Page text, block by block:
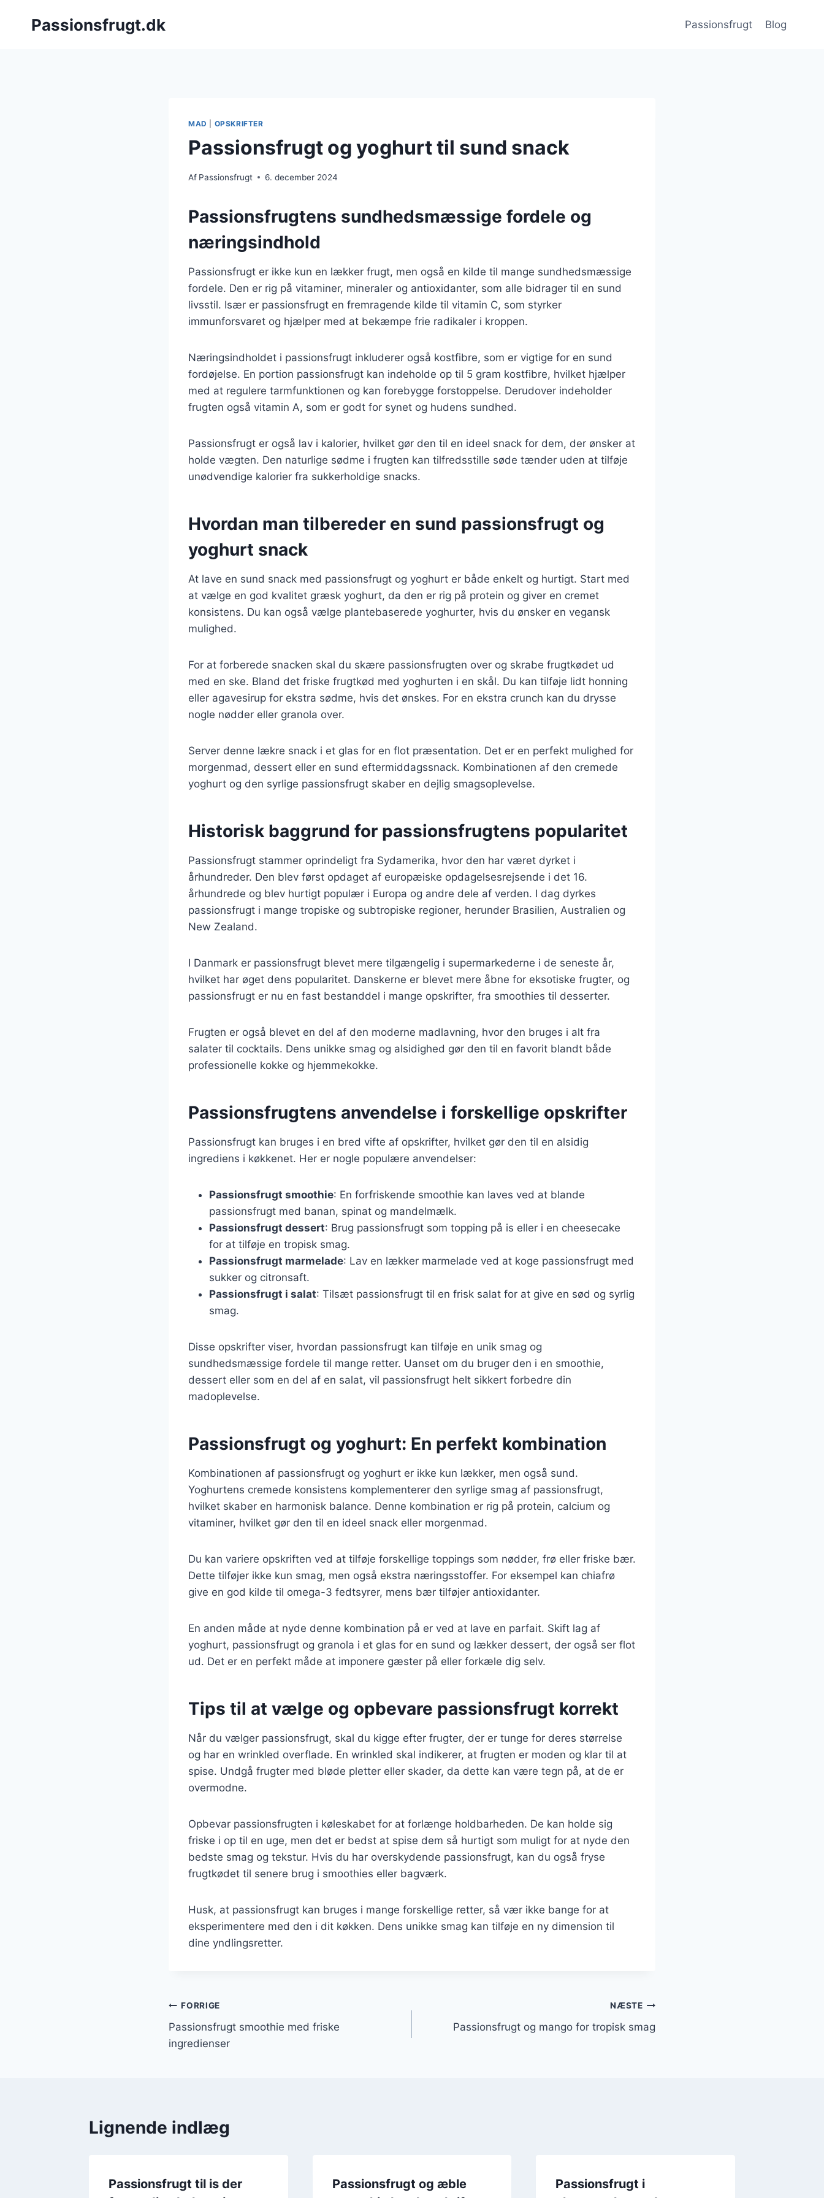
Passionsfrugt.dk Passionsfrugt Blog
MAD OPSKRIFTER
Passionsfrugt og yoghurt til sund snack
Af Passionsfrugt 6. december 2024
Passionsfrugtens sundhedsmæssige fordele og
næringsindhold
Passionsfrugt er ikke kun en lækker frugt, men også en kilde til mange sundhedsmæssige
fordele. Den er rig på vitaminer, mineraler og antioxidanter, som alle bidrager til en sund
livsstil. Især er passionsfrugt en fremragende kilde til vitamin C, som styrker
immunforsvaret og hjælper med at bekæmpe frie radikaler i kroppen.
Næringsindholdet i passionsfrugt inkluderer også kostfibre, som er vigtige for en sund
fordøjelse. En portion passionsfrugt kan indeholde op til 5 gram kostfibre, hvilket hjælper
med at regulere tarmfunktionen og kan forebygge forstoppelse. Derudover indeholder
frugten også vitamin A, som er godt for synet og hudens sundhed.
Passionsfrugt er også lav i kalorier, hvilket gør den til en ideel snack for dem, der ønsker at
holde vægten. Den naturlige sødme i frugten kan tilfredsstille søde tænder uden at tilføje
unødvendige kalorier fra sukkerholdige snacks.
Hvordan man tilbereder en sund passionsfrugt og
yoghurt snack
At lave en sund snack med passionsfrugt og yoghurt er både enkelt og hurtigt. Start med
at vælge en god kvalitet græsk yoghurt, da den er rig på protein og giver en cremet
konsistens. Du kan også vælge plantebaserede yoghurter, hvis du ønsker en vegansk
mulighed.
For at forberede snacken skal du skære passionsfrugten over og skrabe frugtkødet ud
med en ske. Bland det friske frugtkød med yoghurten i en skål. Du kan tilføje lidt honning
eller agavesirup for ekstra sødme, hvis det ønskes. For en ekstra crunch kan du drysse
nogle nødder eller granola over.
Server denne lækre snack i et glas for en flot præsentation. Det er en perfekt mulighed for
morgenmad, dessert eller en sund eftermiddagssnack. Kombinationen af den cremede
yoghurt og den syrlige passionsfrugt skaber en dejlig smagsoplevelse.
Historisk baggrund for passionsfrugtens popularitet
Passionsfrugt stammer oprindeligt fra Sydamerika, hvor den har været dyrket i
århundreder. Den blev først opdaget af europæiske opdagelsesrejsende i det 16.
århundrede og blev hurtigt populær i Europa og andre dele af verden. I dag dyrkes
passionsfrugt i mange tropiske og subtropiske regioner, herunder Brasilien, Australien og
New Zealand.
I Danmark er passionsfrugt blevet mere tilgængelig i supermarkederne i de seneste år,
hvilket har øget dens popularitet. Danskerne er blevet mere åbne for eksotiske frugter, og
passionsfrugt er nu en fast bestanddel i mange opskrifter, fra smoothies til desserter.
Frugten er også blevet en del af den moderne madlavning, hvor den bruges i alt fra
salater til cocktails. Dens unikke smag og alsidighed gør den til en favorit blandt både
professionelle kokke og hjemmekokke.
Passionsfrugtens anvendelse i forskellige opskrifter
Passionsfrugt kan bruges i en bred vifte af opskrifter, hvilket gør den til en alsidig
ingrediens i køkkenet. Her er nogle populære anvendelser:
Passionsfrugt smoothie: En forfriskende smoothie kan laves ved at blande
passionsfrugt med banan, spinat og mandelmælk.
Passionsfrugt dessert: Brug passionsfrugt som topping på is eller i en cheesecake
for at tilføje en tropisk smag.
Passionsfrugt marmelade: Lav en lækker marmelade ved at koge passionsfrugt med
sukker og citronsaft.
Passionsfrugt i salat: Tilsæt passionsfrugt til en frisk salat for at give en sød og syrlig
smag.
Disse opskrifter viser, hvordan passionsfrugt kan tilføje en unik smag og
sundhedsmæssige fordele til mange retter. Uanset om du bruger den i en smoothie,
dessert eller som en del af en salat, vil passionsfrugt helt sikkert forbedre din
madoplevelse.
Passionsfrugt og yoghurt: En perfekt kombination
Kombinationen af passionsfrugt og yoghurt er ikke kun lækker, men også sund.
Yoghurtens cremede konsistens komplementerer den syrlige smag af passionsfrugt,
hvilket skaber en harmonisk balance. Denne kombination er rig på protein, calcium og
vitaminer, hvilket gør den til en ideel snack eller morgenmad.
Du kan variere opskriften ved at tilføje forskellige toppings som nødder, frø eller friske bær.
Dette tilføjer ikke kun smag, men også ekstra næringsstoffer. For eksempel kan chiafrø
give en god kilde til omega-3 fedtsyrer, mens bær tilføjer antioxidanter.
En anden måde at nyde denne kombination på er ved at lave en parfait. Skift lag af
yoghurt, passionsfrugt og granola i et glas for en sund og lækker dessert, der også ser flot
ud. Det er en perfekt måde at imponere gæster på eller forkæle dig selv.
Tips til at vælge og opbevare passionsfrugt korrekt
Når du vælger passionsfrugt, skal du kigge efter frugter, der er tunge for deres størrelse
og har en wrinkled overflade. En wrinkled skal indikerer, at frugten er moden og klar til at
spise. Undgå frugter med bløde pletter eller skader, da dette kan være tegn på, at de er
overmodne.
Opbevar passionsfrugten i køleskabet for at forlænge holdbarheden. De kan holde sig
friske i op til en uge, men det er bedst at spise dem så hurtigt som muligt for at nyde den
bedste smag og tekstur. Hvis du har overskydende passionsfrugt, kan du også fryse
frugtkødet til senere brug i smoothies eller bagværk.
Husk, at passionsfrugt kan bruges i mange forskellige retter, så vær ikke bange for at
eksperimentere med den i dit køkken. Dens unikke smag kan tilføje en ny dimension til
dine yndlingsretter.
Indlægsnavigation
FORRIGE
Passionsfrugt smoothie med friske
ingredienser
NÆSTE
Passionsfrugt og mango for tropisk smag
Lignende indlæg
Passionsfrugt til is der
Passionsfrugt og æble
Passionsfrugt i